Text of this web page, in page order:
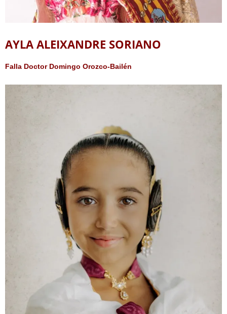
AYLA ALEIXANDRE SORIANO
Falla Doctor Domingo Orozco-Bailén